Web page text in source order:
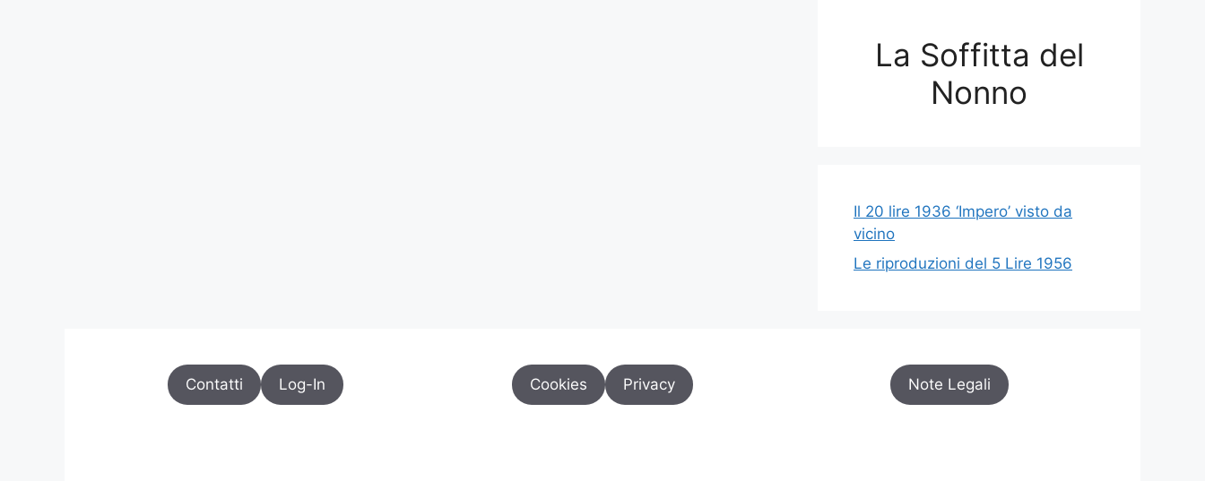
La Soffitta del
Nonno
Il 20 lire 1936 ‘Impero’ visto da
vicino
Le riproduzioni del 5 Lire 1956
Contatti Log-In Cookies Privacy Note Legali